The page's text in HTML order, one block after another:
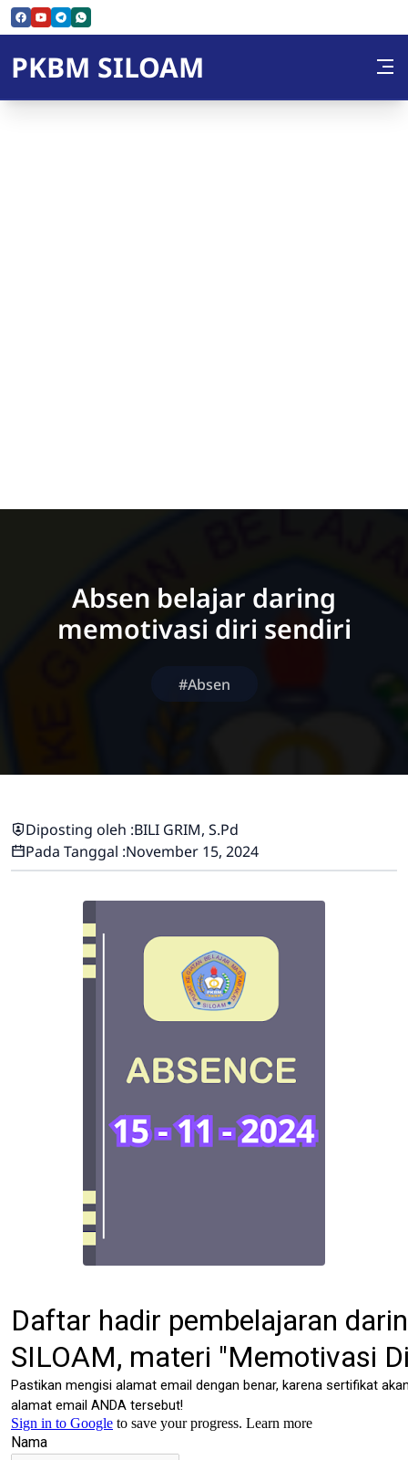
Skip to Content
PKBM SILOAM
Absen belajar daring
memotivasi diri sendiri
#Absen
Diposting oleh :BILI GRIM, S.Pd
Pada Tanggal :November 15, 2024